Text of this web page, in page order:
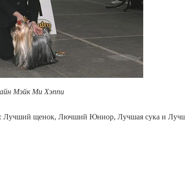
Мэйк Ми Хэппи
Лучший щенок, Лючший Юниор, Лучшая сука и